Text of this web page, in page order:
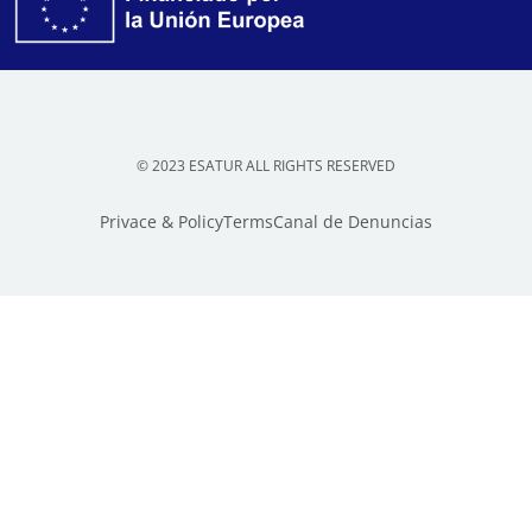
© 2023 ESATUR ALL RIGHTS RESERVED
Privace & PolicyTermsCanal de Denuncias